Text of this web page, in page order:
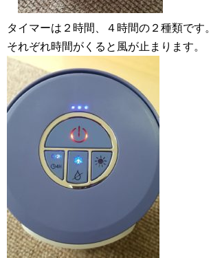
タイマーは２時間、４時間の２種類です。
それぞれ時間がくると風が止まります。